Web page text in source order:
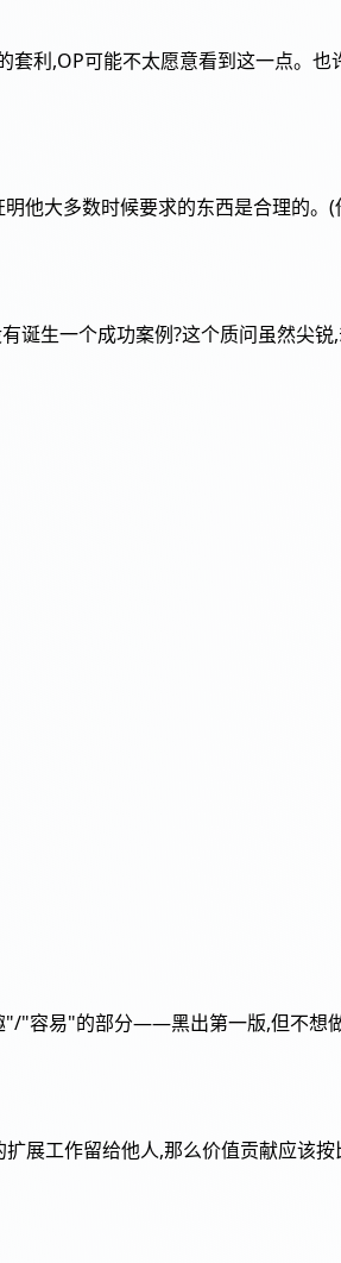
利,OP可能不太愿意看到这一点。
他大多数时候要求的东西是合理的
诞生一个成功案例?这个质问虽然
"容易"的部分——黑出第一版,但不想
展工作留给他人,那么价值贡献应该